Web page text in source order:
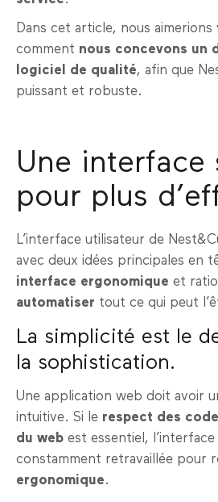
Dans cet article, nous aimerions
comment nous concevons un
logiciel de qualité, afin que
puissant et robuste.
Une interface
pour plus
L’interface utilisateur de
avec deux idées principales en
interface ergonomique et
automatiser tout ce qui peut
La simplicité est le
la sophistication.
Une application web doit avoir
intuitive. Si le respect des
du web est essentiel,
constamment retravaillée pour
ergonomique.